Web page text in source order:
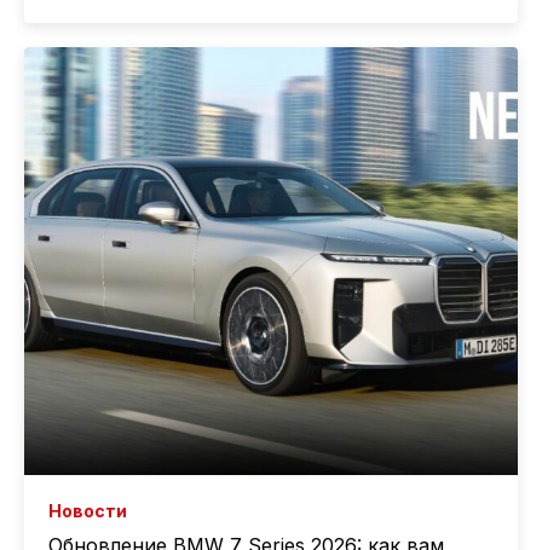
Новости
Обновление BMW 7 Series 2026: как вам